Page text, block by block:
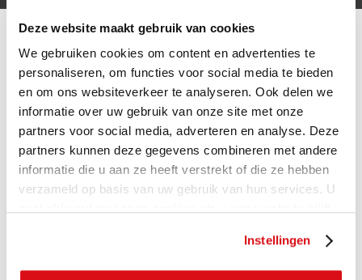
Deze website maakt gebruik van cookies
We gebruiken cookies om content en advertenties te
personaliseren, om functies voor social media te bieden
en om ons websiteverkeer te analyseren. Ook delen we
informatie over uw gebruik van onze site met onze
partners voor social media, adverteren en analyse. Deze
partners kunnen deze gegevens combineren met andere
informatie die u aan ze heeft verstrekt of die ze hebben
verzameld op basis van uw gebruik van hun services. U
Instellingen